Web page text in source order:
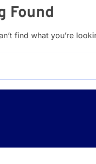
Found
find what you’re